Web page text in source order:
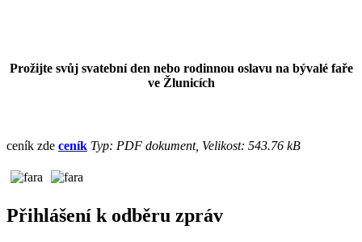
Prožijte svůj svatební den nebo rodinnou oslavu na bývalé faře
ve Žlunicích
ceník zde ceník Typ: PDF dokument, Velikost: 543.76 kB
Přihlášení k odběru zpráv